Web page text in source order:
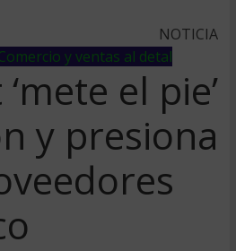
NOTICIA
y ventas al detal
el pie’
y presiona